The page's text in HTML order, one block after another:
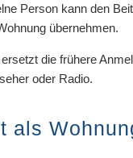
Person kann den
übernehmen.
die frühere
oder Radio.
als